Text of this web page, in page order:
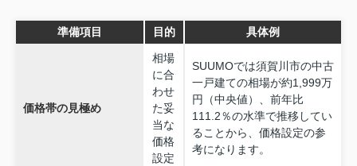
準備項目 目的 具体例
価格帯の見極め
相場
に合
わせ
た妥
当な
価格
設定
SUUMOでは須賀川市の中古
一戸建ての相場が約1,999万
円（中央値）、前年比
111.2％の水準で推移してい
ることから、価格設定の参
考になります。